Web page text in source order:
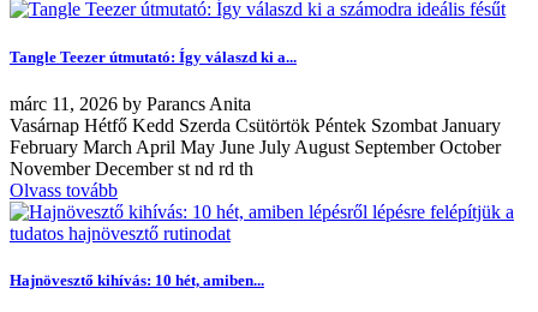
Tangle Teezer útmutató: Így válaszd ki a...
márc 11, 2026 by Parancs Anita
Vasárnap Hétfő Kedd Szerda Csütörtök Péntek Szombat January
February March April May June July August September October
November December st nd rd th
Olvass tovább
Hajnövesztő kihívás: 10 hét, amiben...